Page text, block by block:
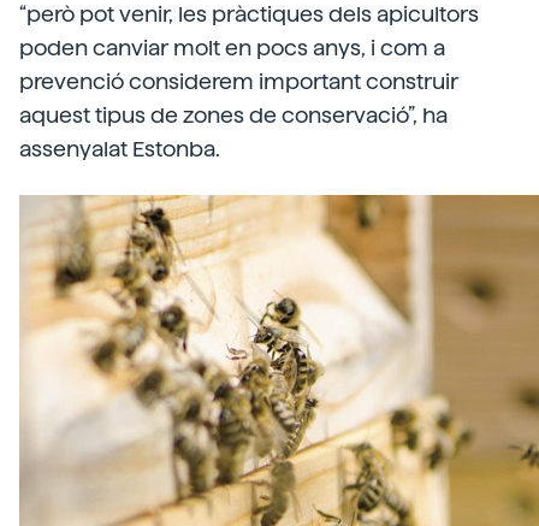
“però pot venir, les pràctiques dels apicultors
poden canviar molt en pocs anys, i com a
prevenció considerem important construir
aquest tipus de zones de conservació”, ha
assenyalat Estonba.